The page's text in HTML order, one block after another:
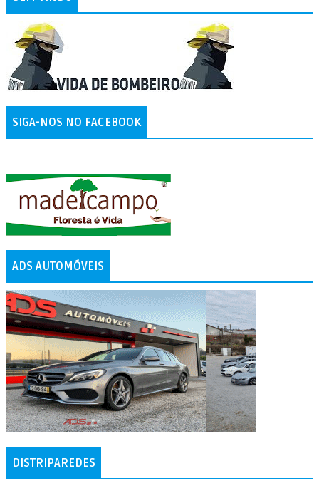
SIGA-NOS NO FACEBOOK
ADS AUTOMÓVEIS
DISTRIPAREDES